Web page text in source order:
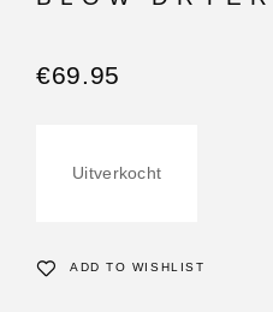
€69.95
Uitverkocht
ADD TO WISHLIST